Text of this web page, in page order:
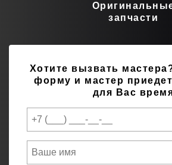
запчасти
Хотите вызвать
форму и мастер
для Вас